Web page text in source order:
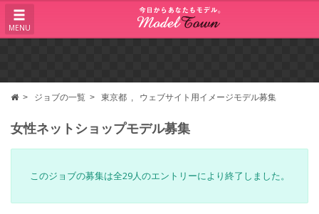
MENU
ジョブの一覧 東京都 ウェブサイト用イメージモデル募集
女性ネットショップモデル募集
このジョブの募集は全29人のエントリーにより終了しました。